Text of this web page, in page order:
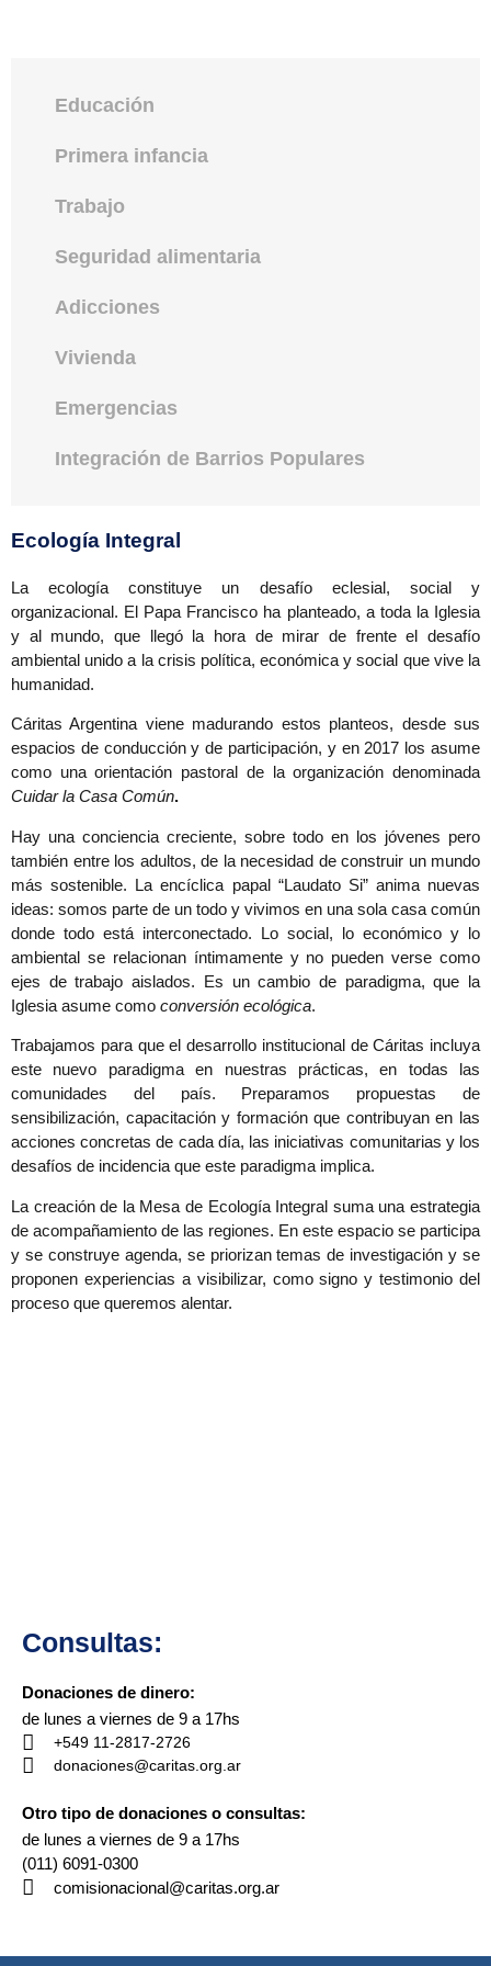
Educación
Primera infancia
Trabajo
Seguridad alimentaria
Adicciones
Vivienda
Emergencias
Integración de Barrios Populares
Ecología Integral
La ecología constituye un desafío eclesial, social y
organizacional. El Papa Francisco ha planteado, a toda la Iglesia
y al mundo, que llegó la hora de mirar de frente el desafío
ambiental unido a la crisis política, económica y social que vive la
humanidad.
Cáritas Argentina viene madurando estos planteos, desde sus
espacios de conducción y de participación, y en 2017 los asume
como una orientación pastoral de la organización denominada
Cuidar la Casa Común.
Hay una conciencia creciente, sobre todo en los jóvenes pero
también entre los adultos, de la necesidad de construir un mundo
más sostenible. La encíclica papal “Laudato Si” anima nuevas
ideas: somos parte de un todo y vivimos en una sola casa común
donde todo está interconectado. Lo social, lo económico y lo
ambiental se relacionan íntimamente y no pueden verse como
ejes de trabajo aislados. Es un cambio de paradigma, que la
Iglesia asume como conversión ecológica.
Trabajamos para que el desarrollo institucional de Cáritas incluya
este nuevo paradigma en nuestras prácticas, en todas las
comunidades del país. Preparamos propuestas de
sensibilización, capacitación y formación que contribuyan en las
acciones concretas de cada día, las iniciativas comunitarias y los
desafíos de incidencia que este paradigma implica.
La creación de la Mesa de Ecología Integral suma una estrategia
de acompañamiento de las regiones. En este espacio se participa
y se construye agenda, se priorizan temas de investigación y se
proponen experiencias a visibilizar, como signo y testimonio del
proceso que queremos alentar.
Consultas:
Donaciones de dinero:
de lunes a viernes de 9 a 17hs
+549 11-2817-2726
donaciones@caritas.org.ar
Otro tipo de donaciones o consultas:
de lunes a viernes de 9 a 17hs
(011) 6091-0300
comisionacional@caritas.org.ar